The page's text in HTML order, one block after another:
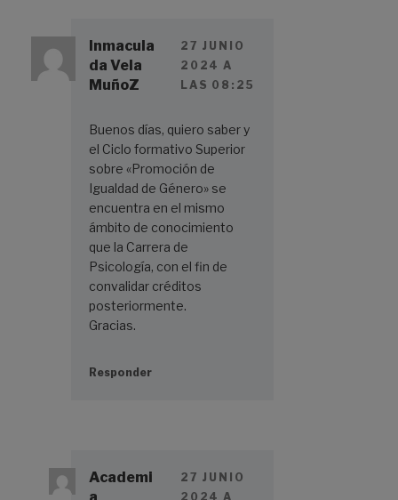
Inmacula
da Vela
MuñoZ
27 JUNIO
2024 A
LAS 08:25
Buenos días, quiero saber y
el Ciclo formativo Superior
sobre «Promoción de
Igualdad de Género» se
encuentra en el mismo
ámbito de conocimiento
que la Carrera de
Psicología, con el fin de
convalidar créditos
posteriormente.
Gracias.
Responder
Academi
a
27 JUNIO
2024 A